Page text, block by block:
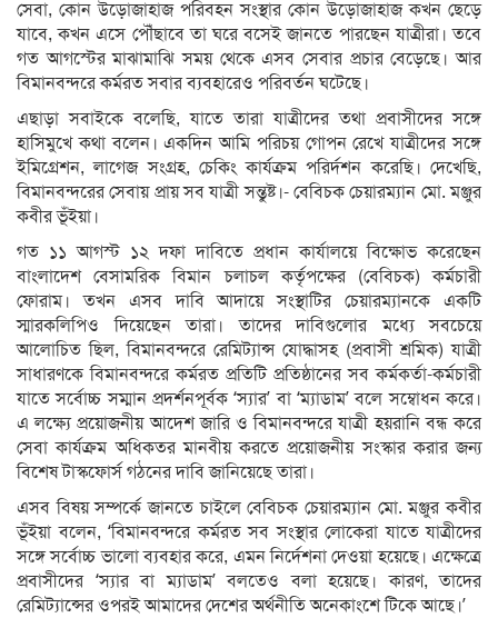
সেবা, কোন উড়োজাহাজ পরিবহন সংস্থার কোন উড়োজাহাজ কখন ছেড়ে
যাবে, কখন এসে পৌঁছাবে তা ঘরে বসেই জানতে পারছেন যাত্রীরা। তবে
গত আগস্টের মাঝামাঝি সময় থেকে এসব সেবার প্রচার বেড়েছে। আর
বিমানবন্দরে কর্মরত সবার ব্যবহারেও পরিবর্তন ঘটেছে।
এছাড়া সবাইকে বলেছি, যাতে তারা যাত্রীদের তথা প্রবাসীদের সঙ্গে
হাসিমুখে কথা বলেন। একদিন আমি পরিচয় গোপন রেখে যাত্রীদের সঙ্গে
ইমিগ্রেশন, লাগেজ সংগ্রহ, চেকিং কার্যক্রম পরির্দশন করেছি। দেখেছি,
বিমানবন্দরের সেবায় প্রায় সব যাত্রী সন্তুষ্ট।- বেবিচক চেয়ারম্যান মো. মঞ্জুর
কবীর ভূঁইয়া।
গত ১১ আগস্ট ১২ দফা দাবিতে প্রধান কার্যালয়ে বিক্ষোভ করেছেন
বাংলাদেশ বেসামরিক বিমান চলাচল কর্তৃপক্ষের (বেবিচক) কর্মচারী
ফোরাম। তখন এসব দাবি আদায়ে সংস্থাটির চেয়ারম্যানকে একটি
স্মারকলিপিও দিয়েছেন তারা। তাদের দাবিগুলোর মধ্যে সবচেয়ে
আলোচিত ছিল, বিমানবন্দরে রেমিট্যান্স যোদ্ধাসহ (প্রবাসী শ্রমিক) যাত্রী
সাধারণকে বিমানবন্দরে কর্মরত প্রতিটি প্রতিষ্ঠানের সব কর্মকর্তা-কর্মচারী
যাতে সর্বোচ্চ সম্মান প্রদর্শনপূর্বক ‘স্যার’ বা ‘ম্যাডাম’ বলে সম্বোধন করে।
এ লক্ষ্যে প্রয়োজনীয় আদেশ জারি ও বিমানবন্দরে যাত্রী হয়রানি বন্ধ করে
সেবা কার্যক্রম অধিকতর মানবীয় করতে প্রয়োজনীয় সংস্কার করার জন্য
বিশেষ টাস্কফোর্স গঠনের দাবি জানিয়েছে তারা।
এসব বিষয় সম্পর্কে জানতে চাইলে বেবিচক চেয়ারম্যান মো. মঞ্জুর কবীর
ভূঁইয়া বলেন, ‘বিমানবন্দরে কর্মরত সব সংস্থার লোকেরা যাতে যাত্রীদের
সঙ্গে সর্বোচ্চ ভালো ব্যবহার করে, এমন নির্দেশনা দেওয়া হয়েছে। এক্ষেত্রে
প্রবাসীদের ‘স্যার বা ম্যাডাম’ বলতেও বলা হয়েছে। কারণ, তাদের
রেমিট্যান্সের ওপরই আমাদের দেশের অর্থনীতি অনেকাংশে টিকে আছে।’